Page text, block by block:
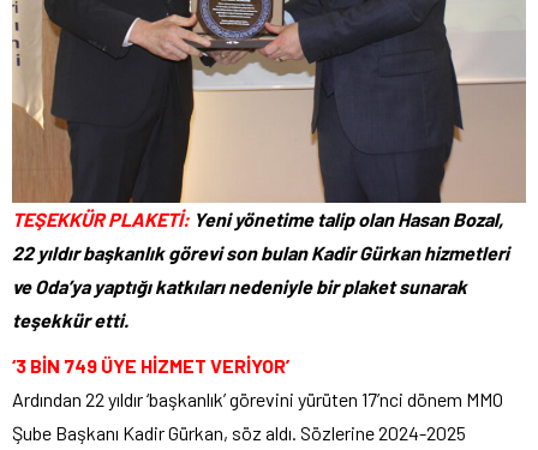
TEŞEKKÜR PLAKETİ: Yeni yönetime talip olan Hasan Bozal,
22 yıldır başkanlık görevi son bulan Kadir Gürkan hizmetleri
ve Oda’ya yaptığı katkıları nedeniyle bir plaket sunarak
teşekkür etti.
‘3 BİN 749 ÜYE HİZMET VERİYOR’
Ardından 22 yıldır ‘başkanlık’ görevini yürüten 17’nci dönem MMO
Şube Başkanı Kadir Gürkan, söz aldı. Sözlerine 2024-2025